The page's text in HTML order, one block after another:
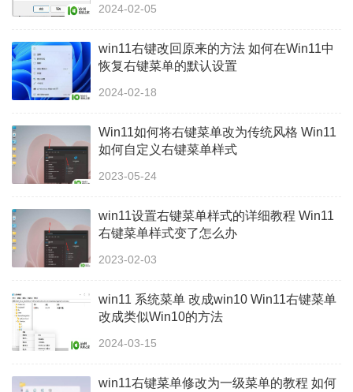
2024-02-05
win11右键改回原来的方法 如何在Win11中
恢复右键菜单的默认设置
2024-02-18
Win11如何将右键菜单改为传统风格 Win11
如何自定义右键菜单样式
2023-05-24
win11设置右键菜单样式的详细教程 Win11
右键菜单样式变了怎么办
2023-02-03
win11 系统菜单 改成win10 Win11右键菜单
改成类似Win10的方法
2024-03-15
win11右键菜单修改为一级菜单的教程 如何